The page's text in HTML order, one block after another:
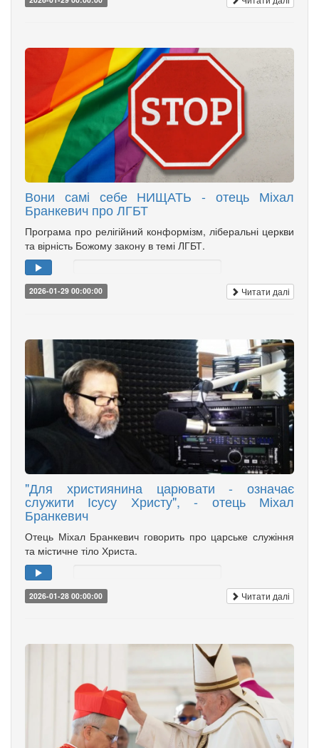
Вони самі себе НИЩАТЬ - отець Міхал
Бранкевич про ЛГБТ
Програма про релігійний конформізм, ліберальні церкви
та вірність Божому закону в темі ЛГБТ.
2026-01-29 00:00:00 Читати далі
"Для християнина царювати - означає
служити Ісусу Христу", - отець Міхал
Бранкевич
Отець Міхал Бранкевич говорить про царське служіння
та містичне тіло Христа.
2026-01-28 00:00:00 Читати далі